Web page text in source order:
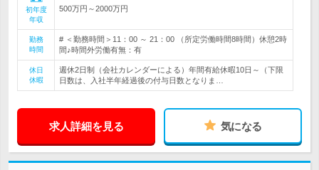
初年度
年収
500万円～2000万円
勤務
時間
# ＜勤務時間＞11：00 ～ 21：00 （所定労働時間8時間）休憩2時
間♪時間外労働有無：有
休日
休暇
週休2日制（会社カレンダーによる）年間有給休暇10日～（下限
日数は、入社半年経過後の付与日数となりま…
求人詳細を見る 気になる